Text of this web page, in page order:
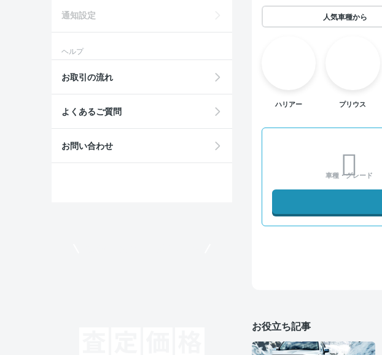
人気車種から
ハリアー プリウス
車種・グレード
お役立ち記事
通知設定
ヘルプ
お取引の流れ
よくあるご質問
お問い合わせ